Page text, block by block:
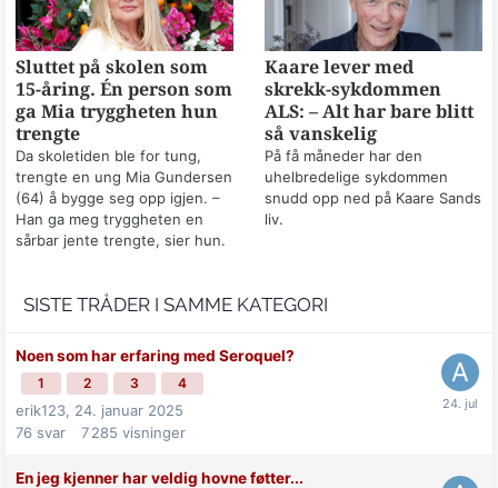
Sluttet på skolen som
15-åring. Én person som
ga Mia tryggheten hun
trengte
Da skoletiden ble for tung,
trengte en ung Mia Gundersen
(64) å bygge seg opp igjen. –
Han ga meg tryggheten en
sårbar jente trengte, sier hun.
Kaare lever med
skrekk-sykdommen
ALS: – Alt har bare blitt
så vanskelig
På få måneder har den
uhelbredelige sykdommen
snudd opp ned på Kaare Sands
liv.
SISTE TRÅDER I SAMME KATEGORI
Noen som har erfaring med Seroquel?
1 2 3 4
erik123, 24. januar 2025
76 svar 7 285 visninger
En jeg kjenner har veldig hovne føtter...